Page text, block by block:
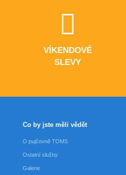
VÍKENDOVÉ
SLEVY
Co by jste měli vědět
O pujčovně TOMS
Ostatní služby
Galerie